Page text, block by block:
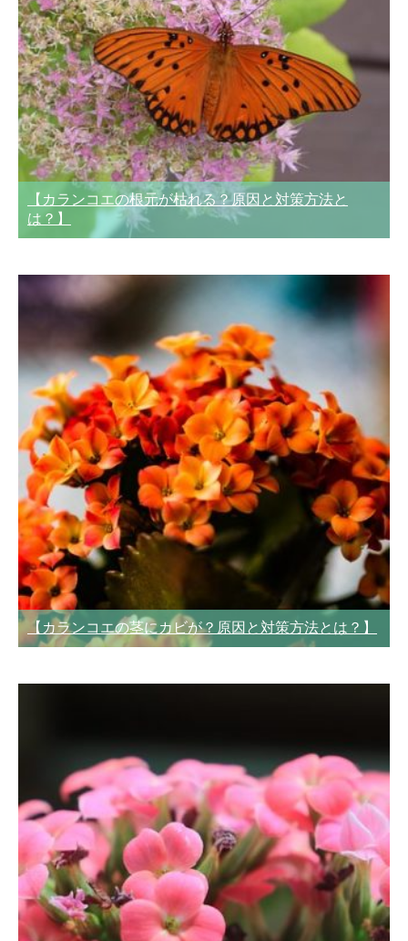
【カランコエの根元が枯れる？原因と対策方法と
は？】
【カランコエの茎にカビが？原因と対策方法とは？】